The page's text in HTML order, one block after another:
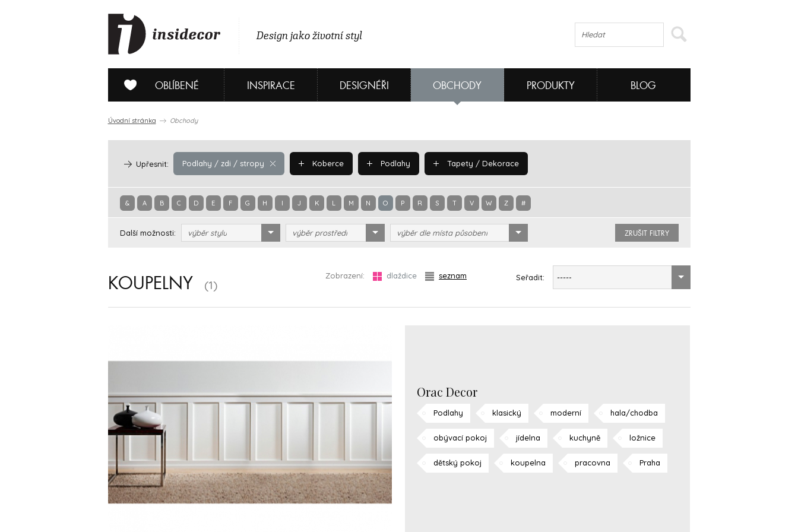
Design jako životní styl
OBLÍBENÉ INSPIRACE DESIGNÉŘI OBCHODY PRODUKTY BLOG
Úvodní stránka Obchody
Podlahy / zdi / stropy
Upřesnit: Koberce Podlahy Tapety / Dekorace
& A B C D E F G H I J K L M N O P R S T V W Z #
Další možnosti: výběr stylu výběr prostředí výběr dle místa působení ZRUŠIT FILTRY
KOUPELNY (1)
Zobrazení: dlaždice seznam Seřadit: -----
Orac Decor
Podlahy klasický moderní hala/chodba
obývací pokoj jídelna kuchyně ložnice
dětský pokoj koupelna pracovna Praha